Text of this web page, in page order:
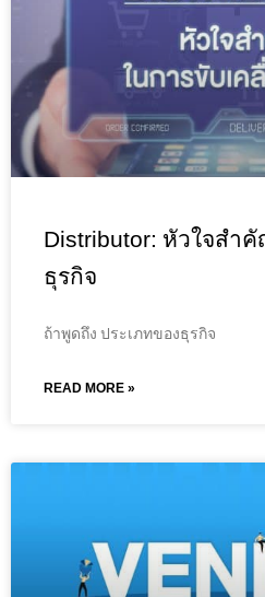
Distributor: หัวใจสำ
ธุรกิจ
ถ้าพูดถึง ประเภทของธุรกิจ
READ MORE »